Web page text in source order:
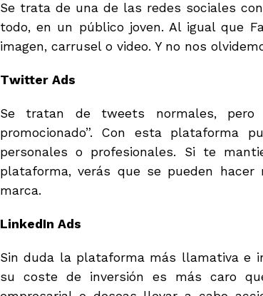
Se trata de una de las redes sociales
todo, en un público joven. Al igual que
imagen, carrusel o video. Y no nos
Twitter Ads
Se tratan de tweets normales,
promocionado”. Con esta plataforma
personales o profesionales. Si te
plataforma, verás que se pueden
marca.
LinkedIn Ads
Sin duda la plataforma más llamativa e
su coste de inversión es más caro